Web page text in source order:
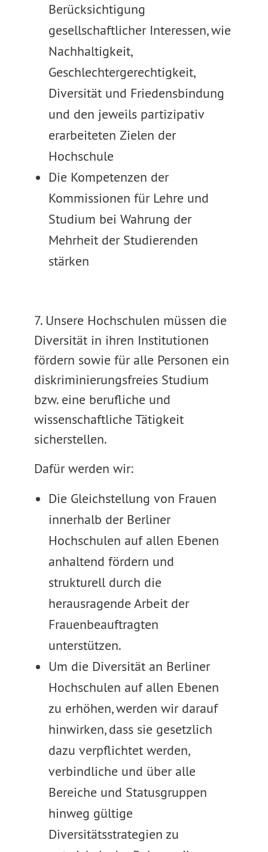
Berücksichtigung
gesellschaftlicher Interessen, wie
Nachhaltigkeit,
Geschlechtergerechtigkeit,
Diversität und Friedensbindung
und den jeweils partizipativ
erarbeiteten Zielen der
Hochschule
Die Kompetenzen der
Kommissionen für Lehre und
Studium bei Wahrung der
Mehrheit der Studierenden
stärken
7. Unsere Hochschulen müssen die
Diversität in ihren Institutionen
fördern sowie für alle Personen ein
diskriminierungsfreies Studium
bzw. eine berufliche und
wissenschaftliche Tätigkeit
sicherstellen.
Dafür werden wir:
Die Gleichstellung von Frauen
innerhalb der Berliner
Hochschulen auf allen Ebenen
anhaltend fördern und
strukturell durch die
herausragende Arbeit der
Frauenbeauftragten
unterstützen.
Um die Diversität an Berliner
Hochschulen auf allen Ebenen
zu erhöhen, werden wir darauf
hinwirken, dass sie gesetzlich
dazu verpflichtet werden,
verbindliche und über alle
Bereiche und Statusgruppen
hinweg gültige
Diversitätsstrategien zu